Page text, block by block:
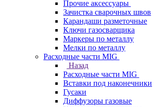
Прочие аксессуары
Зачистка сварочных швов
Карандаши разметочные
Ключи газосварщика
Маркеры по металлу
Мелки по металлу
Расходные части MIG
Назад
Расходные части MIG
Вставки под наконечники
Гусаки
Диффузоры газовые